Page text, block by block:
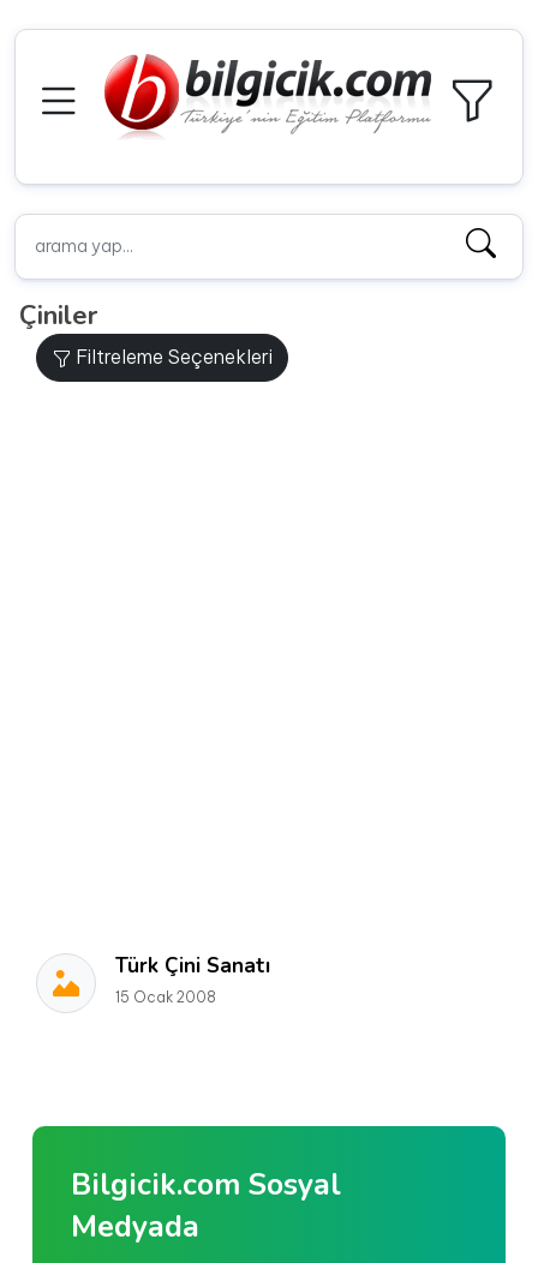
Çiniler
Filtreleme Seçenekleri
Türk Çini Sanatı
15 Ocak 2008
Bilgicik.com Sosyal
Medyada